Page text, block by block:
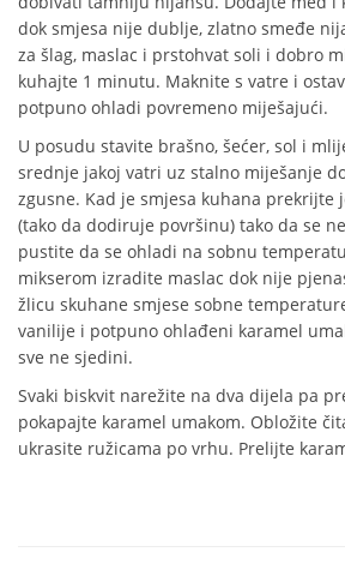
dok smjesa nije dublje, zlatno smeđe
za šlag, maslac i prstohvat soli i dobro
kuhajte 1 minutu. Maknite s vatre i
potpuno ohladi povremeno miješajući.
U posudu stavite brašno, šećer, sol i
srednje jakoj vatri uz stalno miješanje
zgusne. Kad je smjesa kuhana prekrijte
(tako da dodiruje površinu) tako da se
pustite da se ohladi na sobnu
mikserom izradite maslac dok nije
žlicu skuhane smjese sobne
vanilije i potpuno ohlađeni karamel
sve ne sjedini.
Svaki biskvit narežite na dva dijela pa
pokapajte karamel umakom. Obložite
ukrasite ružicama po vrhu. Prelijte